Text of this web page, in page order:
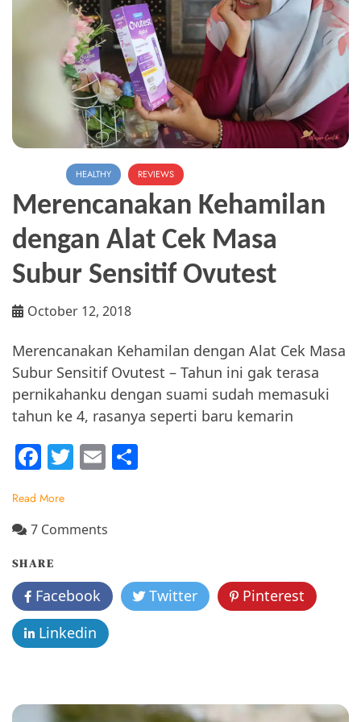
HEALTHY REVIEWS
Merencanakan Kehamilan
dengan Alat Cek Masa
Subur Sensitif Ovutest
October 12, 2018
Merencanakan Kehamilan dengan Alat Cek Masa
Subur Sensitif Ovutest – Tahun ini gak terasa
pernikahanku dengan suami sudah memasuki
tahun ke 4, rasanya seperti baru kemarin
F
c
e
b
o
o
k
T
er
E
l
Read More
7 Comments
dengan
Alat
Cek
Masa
Ovutest
SHARE
Facebook Twitter
Pinterest
Linkedin